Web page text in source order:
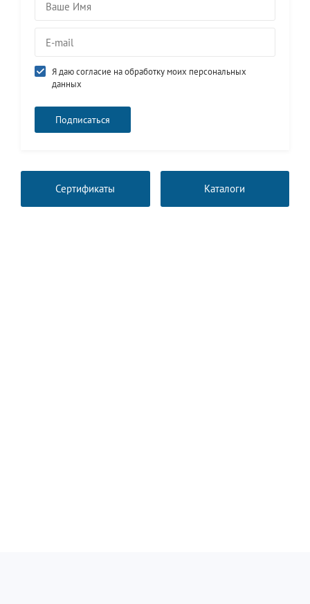
Я даю согласие на обработку моих персональных
данных
Сертификаты Каталоги